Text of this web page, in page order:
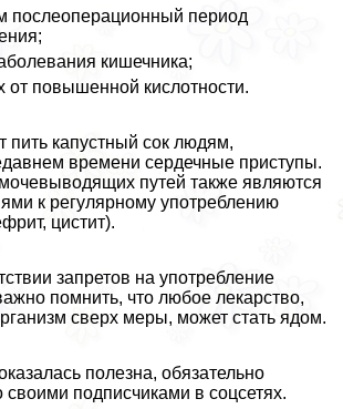
послеоперационный период
кишечника;
от повышенной кислотности.
пить капустный сок людям,
времени сердечные приступы.
путей также являются
к регулярному употрeблению
цистит).
запретов на употрeбление
помнить, что любое лекарство,
сверх меры, может стать ядом.
полезна, обязательно
своими подписчиками в соцсетях.